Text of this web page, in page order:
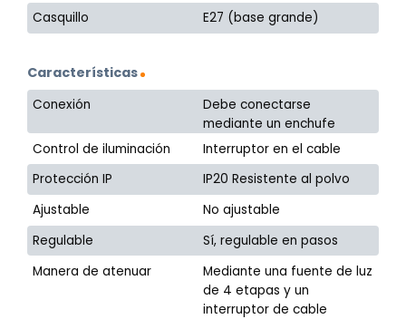
Casquillo E27 (base grande)
Características
Conexión
Debe conectarse
mediante un enchufe
Control de iluminación
Interruptor en el cable
Protección IP
IP20 Resistente al polvo
Ajustable
No ajustable
Regulable
Sí, regulable en pasos
Manera de atenuar
Mediante una fuente de luz
de 4 etapas y un
interruptor de cable